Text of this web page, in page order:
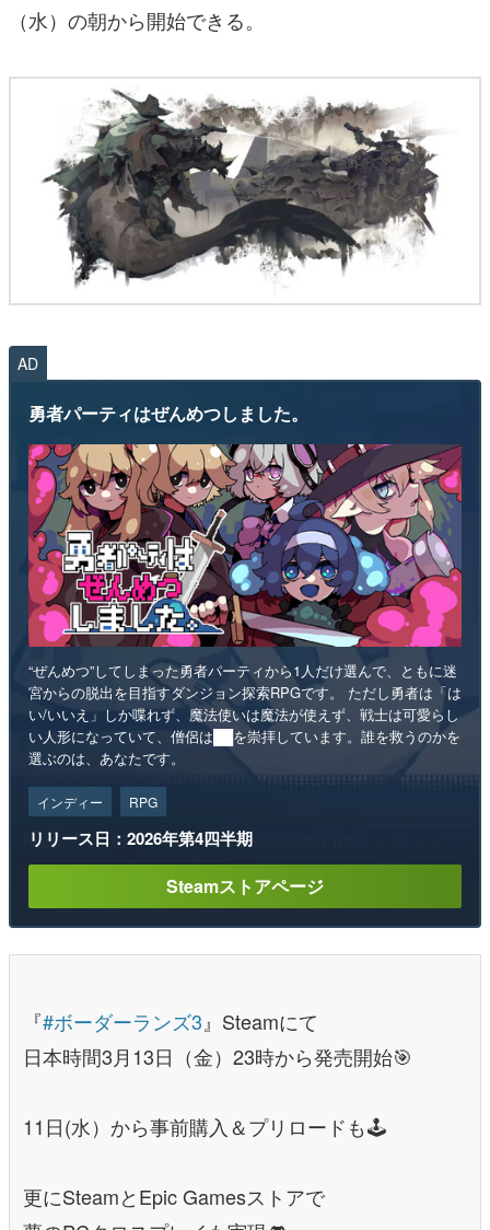
運営：株式会社マレ
（水）の朝から開始できる。
AD
勇者パーティはぜんめつしました。
“ぜんめつ”してしまった勇者パーティから1人だけ選んで、ともに迷
宮からの脱出を目指すダンジョン探索RPGです。 ただし勇者は「は
い/いいえ」しか喋れず、魔法使いは魔法が使えず、戦士は可愛らし
い人形になっていて、僧侶は██を崇拝しています。誰を救うのかを
選ぶのは、あなたです。
インディー RPG
リリース日：2026年第4四半期
Steamストアページ
『#ボーダーランズ3 』Steamにて
日本時間3月13日（金）23時から発売開始🎯
11日(水）から事前購入＆プリロードも🕹️
更にSteamとEpic Gamesストアで